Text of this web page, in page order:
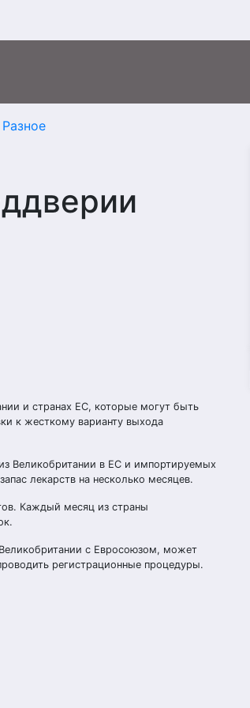
Разное
и странах ЕС, которые могут быть
к жесткому варианту выхода
Великобритании в ЕС и импортируемых
лекарств на несколько месяцев.
Каждый месяц из страны
с Евросоюзом, может
регистрационные процедуры.